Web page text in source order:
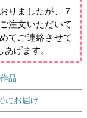
りましたが、７
注文いただいて
てご連絡させて
げます。